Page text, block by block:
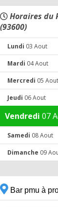
Horaires du
(93600)
Lundi 03 Aout
Mardi 04 Aout
Mercredi 05 Aout
Jeudi 06 Aout
Vendredi 07
Samedi 08 Aout
Dimanche 09
Bar pmu à